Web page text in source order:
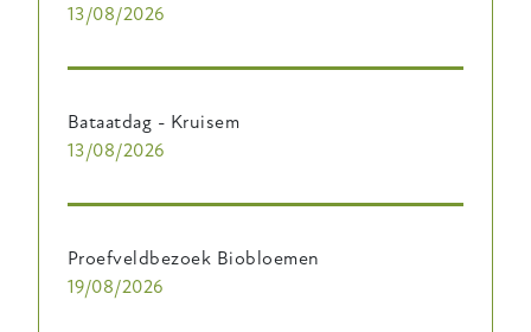
13/08/2026
Bataatdag - Kruisem
13/08/2026
Proefveldbezoek Biobloemen
19/08/2026